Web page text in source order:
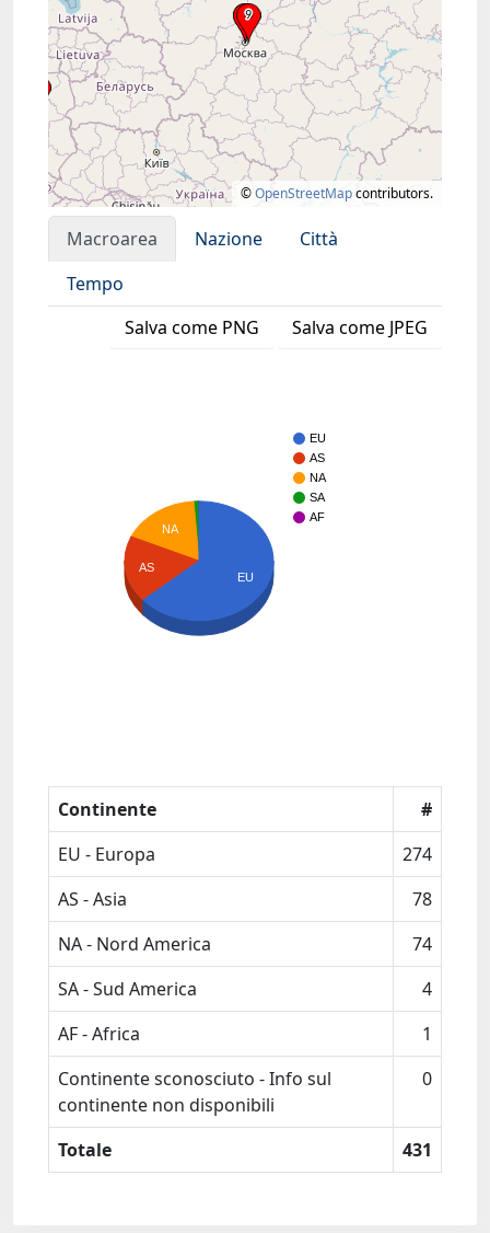
©OpenStreetMapcontributors.
Macroarea Nazione
Città
Tempo
Salva come PNG
Salva come JPEG
EU
AS
NA
SA
AF
NA
AS
EU
Continente
#
EU - Europa
274
AS - Asia
78
NA - Nord America
74
SA - Sud America
4
AF - Africa
1
Continente sconosciuto - Info sul
continente non disponibili
0
Totale 431